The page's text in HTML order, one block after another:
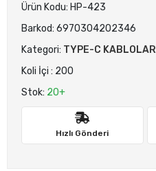
Ürün Kodu: HP-423
Barkod: 6970304202346
Kategori: TYPE-C KABLOLAR
Koli İçi : 200
Stok: 20+
Hızlı Gönderi